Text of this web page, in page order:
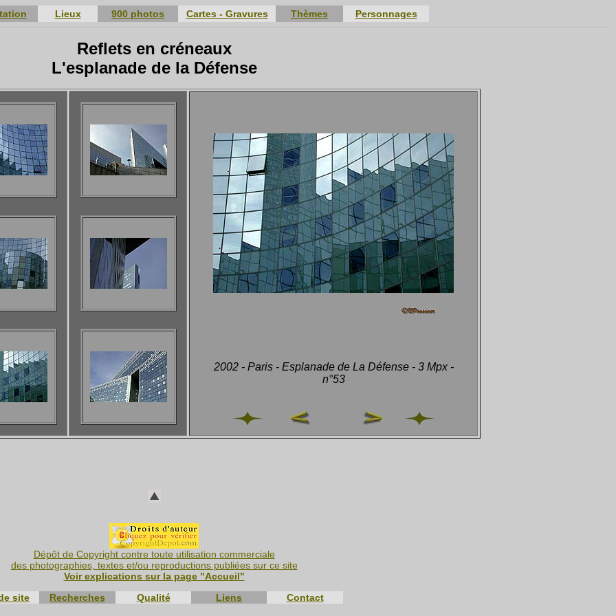
Lieux 900 photos Cartes - Gravures Thèmes Personnages
Reflets en créneaux
L'esplanade de la Défense
2002 - Paris - Esplanade de La Défense - 3 Mpx -
n°53
Dépôt de Copyright contre toute utilisation commerciale
des photographies, textes et/ou reproductions publiées sur ce site
Voir explications sur la page "Accueil"
site
Recherches Qualité Liens Contact